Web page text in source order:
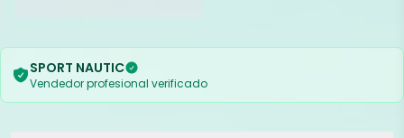
SPORT NAUTIC
Vendedor profesional verificado